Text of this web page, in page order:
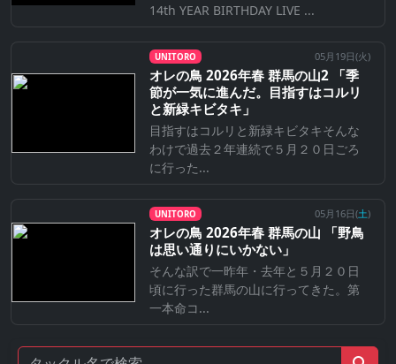
14th YEAR BIRTHDAY LIVE ...
UNITORO 05月19日(火)
オレの鳥 2026年春 群馬の山2 「季
節が一気に進んだ。目指すはコルリ
と新緑キビタキ」
目指すはコルリと新緑キビタキそんな
わけで過去２年連続で５月２０日ごろ
に行った...
UNITORO 05月16日(土)
オレの鳥 2026年春 群馬の山 「野鳥
は思い通りにいかない」
そんな訳で一昨年・去年と５月２０日
頃に行った群馬の山に行ってきた。第
一本命コ...